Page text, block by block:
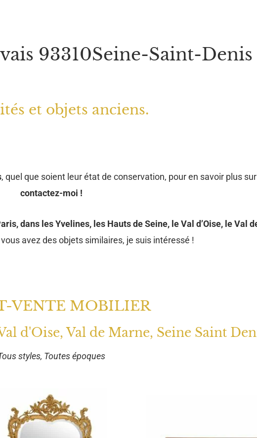
93310Seine-Saint-Denis
et objets anciens.
, quel que soient leur état de conservation, pour en savoir plus
contactez-moi !
dans les Yvelines, les Hauts de Seine, le Val d’Oise, le Val
avez des objets similaires, je suis intéressé !
VENTE MOBILIER
d'Oise, Val de Marne, Seine Saint
styles, Toutes époques